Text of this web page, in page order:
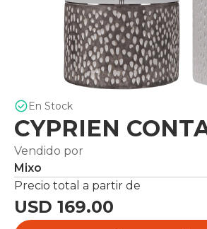
En Stock
CYPRIEN
Vendido por
Mixo
Precio total a partir de
USD 169.00